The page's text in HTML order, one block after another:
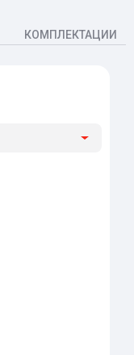
КОМПЛЕКТАЦИИ